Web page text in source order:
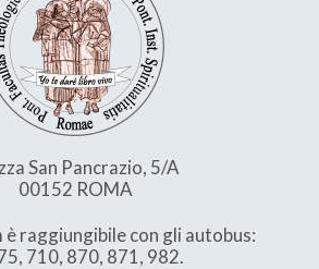
San Pancrazio, 5/A
00152 ROMA
è raggiungibile con gli autobus:
710, 870, 871, 982.